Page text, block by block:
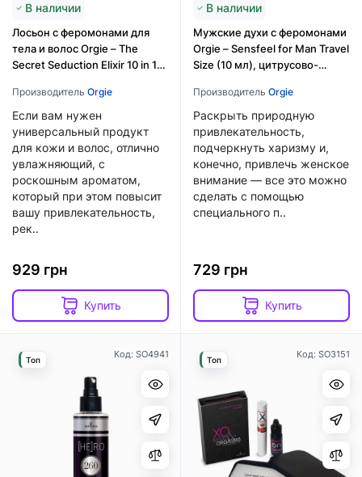
В наличии
Лосьон с феромонами для
тела и волос Orgie – The
Secret Seduction Elixir 10 in 1
Производитель Orgie
Если вам нужен
универсальный продукт
для кожи и волос, отлично
увлажняющий, с
роскошным ароматом,
который при этом повысит
вашу привлекательность,
рек..
929 грн
Купить
В наличии
Мужские духи с феромонами
Orgie – Sensfeel for Man Travel
Size (10 мл), цитрусово-
Производитель Orgie
Раскрыть природную
привлекательность,
подчеркнуть харизму и,
конечно, привлечь женское
внимание — все это можно
сделать с помощью
специального п..
729 грн
Купить
Код: SO4941
Топ Код: SO3151
Топ